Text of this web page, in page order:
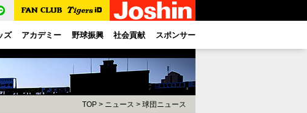
ズ アカデミー 野球振興 社会貢献 スポンサー
TOP > ニュース > 球団ニュース